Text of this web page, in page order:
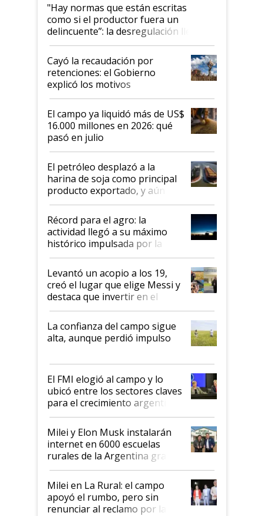
"Hay normas que están escritas
como si el productor fuera un
delincuente”: la desregulación llegó
al Congreso Aapresid y hasta se
habló del financiamiento al IPCVA
Cayó la recaudación por
retenciones: el Gobierno
explicó los motivos
El campo ya liquidó más de US$
16.000 millones en 2026: qué
pasó en julio
El petróleo desplazó a la
harina de soja como principal
producto exportado, y aún así
el agro aportó casi seis de cada
diez dólares y sostuvo el
liderazgo en un semestre
récord
Récord para el agro: la
actividad llegó a su máximo
histórico impulsada por la
cosecha y las exportaciones
Levantó un acopio a los 19,
creó el lugar que elige Messi y
destaca que invertir en el
kirchnerismo era como "darle
plata a un hijo para droga":
Juan Félix Rossetti, el libertario
que de una dura crisis salió
de Milei
La confianza del campo sigue
alta, aunque perdió impulso
El FMI elogió al campo y lo
ubicó entre los sectores claves
para el crecimiento argentino
Milei y Elon Musk instalarán
internet en 6000 escuelas
rurales de la Argentina gracias
a un acuerdo con Starlink
Milei en La Rural: el campo
apoyó el rumbo, pero sin
renunciar al reclamo por las